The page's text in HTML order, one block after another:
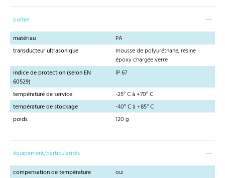
boîtier
matériau
PA
transducteur ultrasonique
mousse de polyuréthane, résine
époxy chargée verre
indice de protection (selon EN
60529)
IP 67
température de service
-25° C à +70° C
température de stockage
-40° C à +85° C
poids
120 g
équipement/particularités
compensation de température
oui